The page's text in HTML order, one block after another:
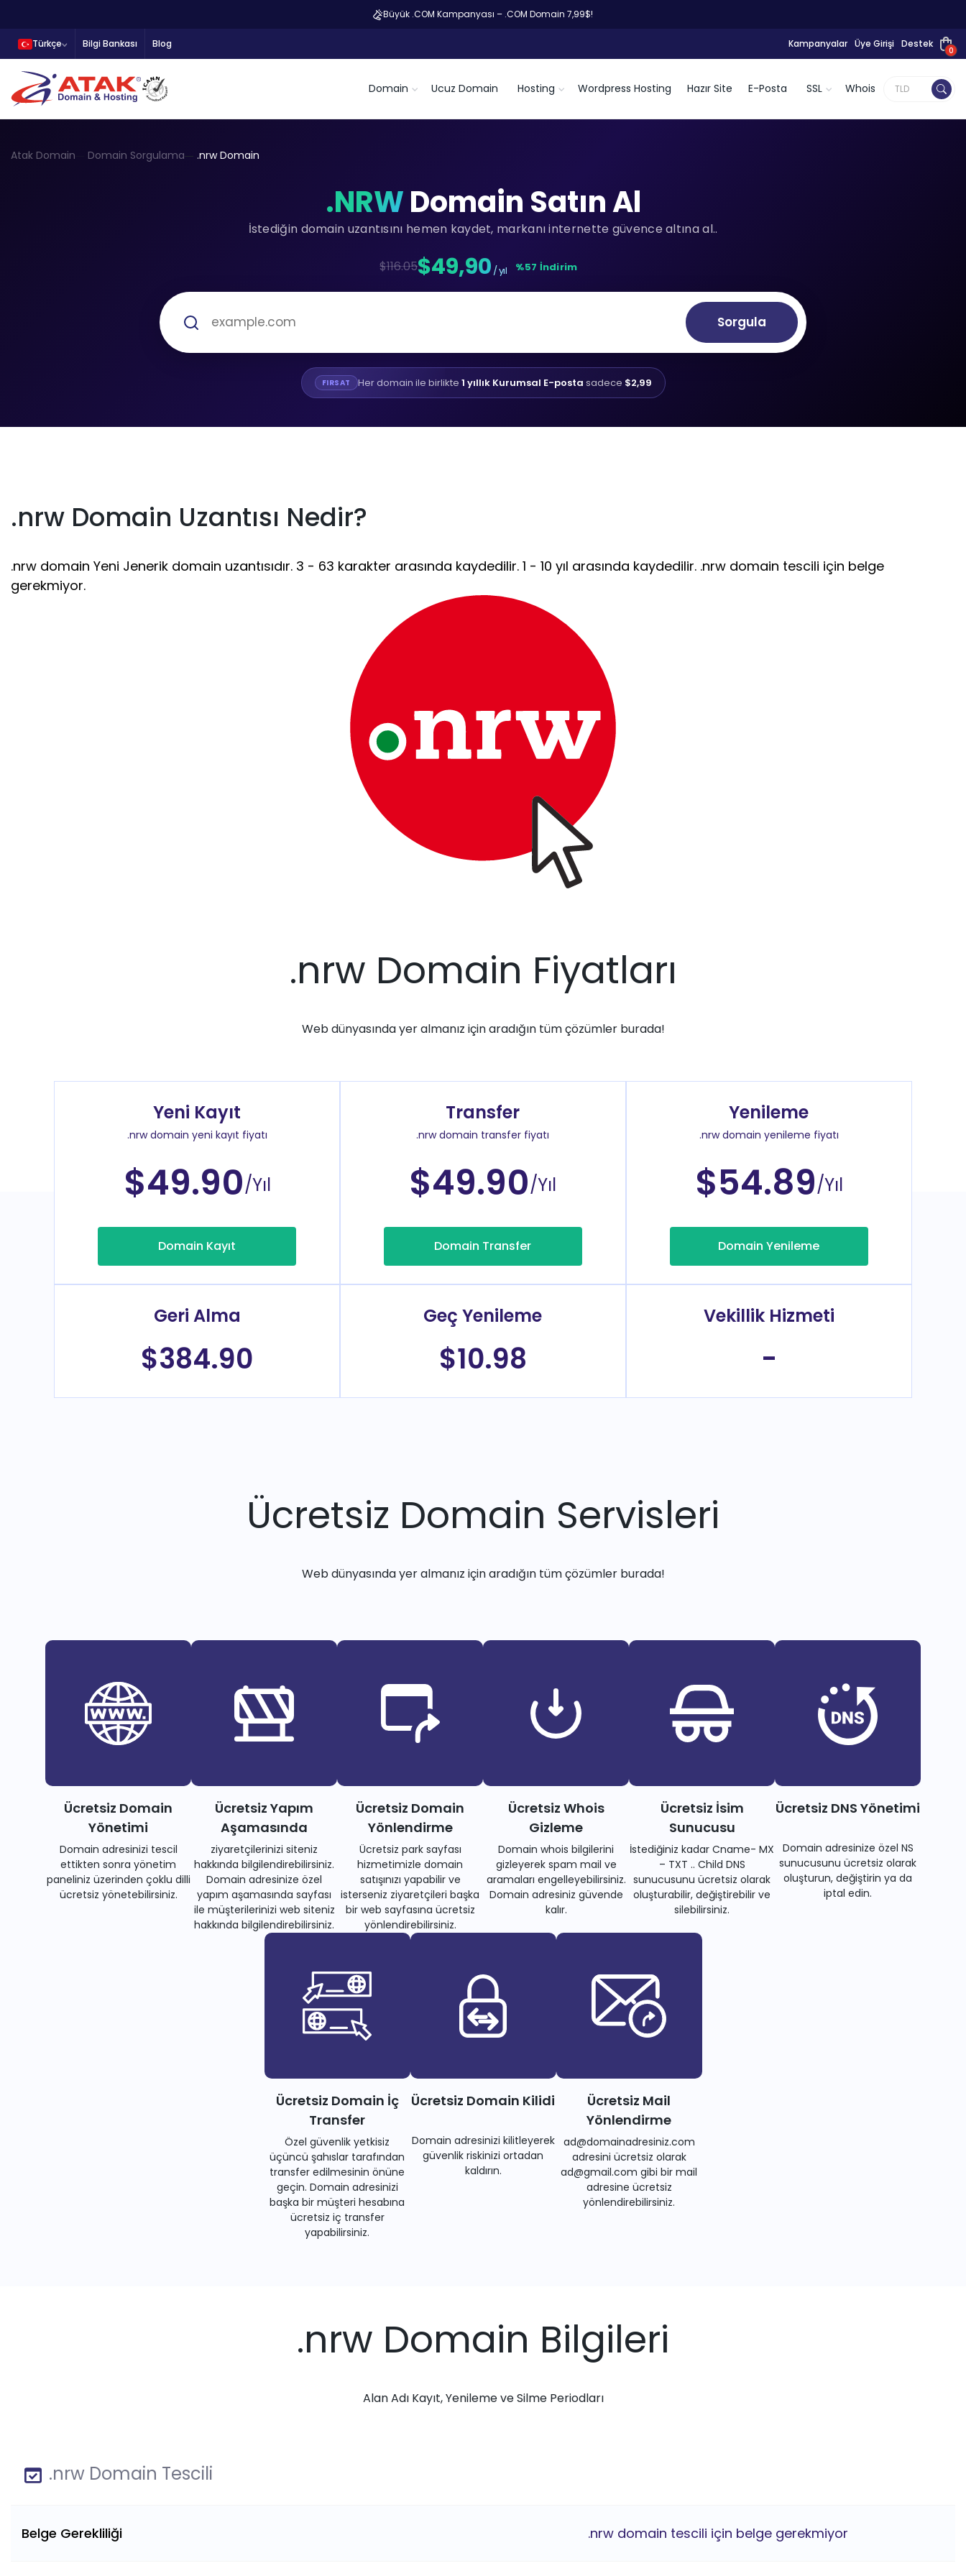
Büyük .COM Kampanyası – .COM Domain 7,99$!
Türkçe Bilgi Bankası Blog Kampanyalar Üye Girişi Destek
0
Domain Ucuz Domain Hosting Wordpress Hosting Hazır Site E-Posta SSL Whois
Atak Domain Domain Sorgulama .nrw Domain
.NRWDomain Satın Al
İstediğin domain uzantısını hemen kaydet, markanı internette güvence altına al..
$116.05$49,90 / yıl %57 İndirim
Sorgula
FIRSAT Her domain ile birlikte 1 yıllık Kurumsal E-posta sadece $2,99
.nrw Domain Uzantısı Nedir?
.nrw domain Yeni Jenerik domain uzantısıdır. 3 - 63 karakter arasında kaydedilir. 1 - 10 yıl arasında kaydedilir. .nrw domain tescili için belge
gerekmiyor.
.nrw Domain Fiyatları
Web dünyasında yer almanız için aradığın tüm çözümler burada!
Yeni Kayıt
.nrw domain yeni kayıt fiyatı
$49.90/Yıl
Domain Kayıt
Transfer
.nrw domain transfer fiyatı
$49.90/Yıl
Domain Transfer
Yenileme
.nrw domain yenileme fiyatı
$54.89/Yıl
Domain Yenileme
Geri Alma
$384.90
Geç Yenileme
$10.98
Vekillik Hizmeti
-
Ücretsiz Domain Servisleri
Web dünyasında yer almanız için aradığın tüm çözümler burada!
Ücretsiz Domain
Yönetimi
Domain adresinizi tescil
ettikten sonra yönetim
paneliniz üzerinden çoklu dilli
ücretsiz yönetebilirsiniz.
Ücretsiz Yapım
Aşamasında
ziyaretçilerinizi siteniz
hakkında bilgilendirebilirsiniz.
Domain adresinize özel
yapım aşamasında sayfası
ile müşterilerinizi web siteniz
hakkında bilgilendirebilirsiniz.
Ücretsiz Domain
Yönlendirme
Ücretsiz park sayfası
hizmetimizle domain
satışınızı yapabilir ve
isterseniz ziyaretçileri başka
bir web sayfasına ücretsiz
yönlendirebilirsiniz.
Ücretsiz Whois
Gizleme
Domain whois bilgilerini
gizleyerek spam mail ve
aramaları engelleyebilirsiniz.
Domain adresiniz güvende
kalır.
Ücretsiz İsim
Sunucusu
İstediğiniz kadar Cname- MX
– TXT .. Child DNS
sunucusunu ücretsiz olarak
oluşturabilir, değiştirebilir ve
silebilirsiniz.
Ücretsiz DNS Yönetimi
Domain adresinize özel NS
sunucusunu ücretsiz olarak
oluşturun, değiştirin ya da
iptal edin.
Ücretsiz Domain İç
Transfer
Özel güvenlik yetkisiz
üçüncü şahıslar tarafından
transfer edilmesinin önüne
geçin. Domain adresinizi
başka bir müşteri hesabına
ücretsiz iç transfer
yapabilirsiniz.
Ücretsiz Domain Kilidi
Domain adresinizi kilitleyerek
güvenlik riskinizi ortadan
kaldırın.
Ücretsiz Mail
Yönlendirme
ad@domainadresiniz.com
adresini ücretsiz olarak
ad@gmail.com gibi bir mail
adresine ücretsiz
yönlendirebilirsiniz.
.nrw Domain Bilgileri
Alan Adı Kayıt, Yenileme ve Silme Periodları
.nrw Domain Tescili
Belge Gerekliliği .nrw domain tescili için belge gerekmiyor